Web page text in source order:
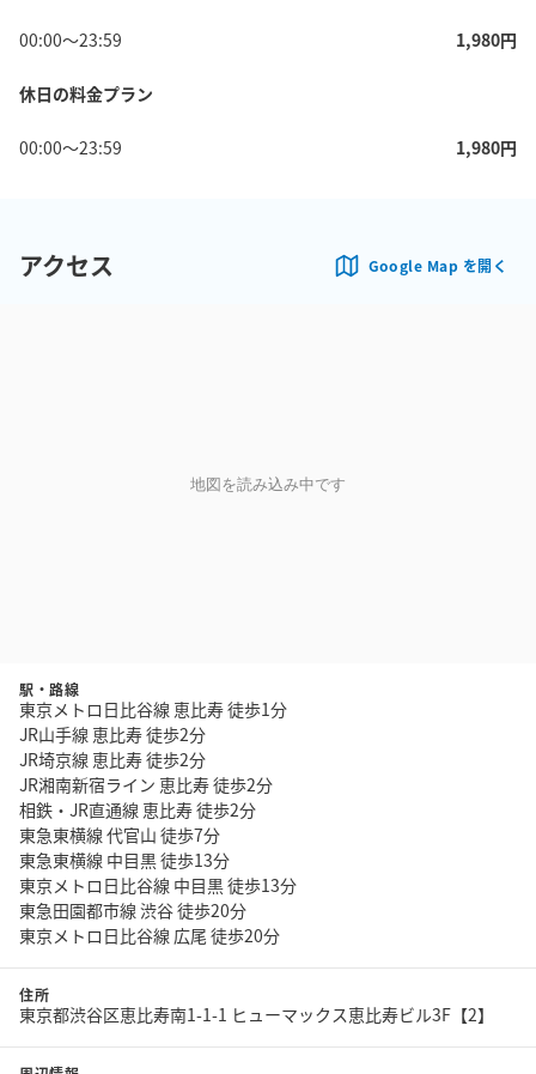
00:00〜23:59 1,980円
休日の料金プラン
00:00〜23:59 1,980円
アクセス Google Map を開く
地図を読み込み中です
駅・路線
東京メトロ日比谷線 恵比寿 徒歩1分
JR山手線 恵比寿 徒歩2分
JR埼京線 恵比寿 徒歩2分
JR湘南新宿ライン 恵比寿 徒歩2分
相鉄・JR直通線 恵比寿 徒歩2分
東急東横線 代官山 徒歩7分
東急東横線 中目黒 徒歩13分
東京メトロ日比谷線 中目黒 徒歩13分
東急田園都市線 渋谷 徒歩20分
東京メトロ日比谷線 広尾 徒歩20分
住所
東京都渋谷区恵比寿南1-1-1 ヒューマックス恵比寿ビル3F【2】